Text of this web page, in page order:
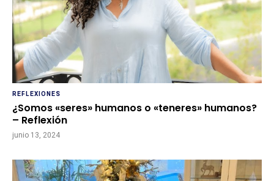
REFLEXIONES
¿Somos «seres» humanos o «teneres» humanos?
– Reflexión
junio 13, 2024